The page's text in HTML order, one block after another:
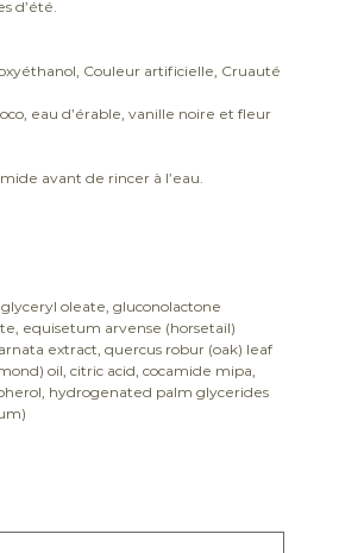
d’été.
Couleur artificielle, Cruauté
eau d’érable, vanille noire et fleur
avant de rincer à l’eau.
oleate, gluconolactone
equisetum arvense (horsetail)
extract, quercus robur (oak) leaf
oil, citric acid, cocamide mipa,
hydrogenated palm glycerides